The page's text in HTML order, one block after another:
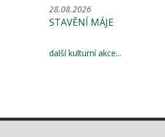
28.08.2026
STAVĚNÍ MÁJE
další kulturní akce...